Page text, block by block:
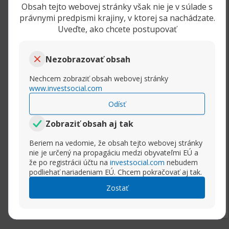
Obsah tejto webovej stránky však nie je v súlade s
právnymi predpismi krajiny, v ktorej sa nachádzate.
Uveďte, ako chcete postupovať
Nezobrazovať obsah
Nechcem zobraziť obsah webovej stránky
www.investsocial.com
Odísť
Zobraziť obsah aj tak
Beriem na vedomie, že obsah tejto webovej stránky
nie je určený na propagáciu medzi obyvateľmi EÚ a
že po registrácii účtu na investsocial.com nebudem
podliehať nariadeniam EÚ. Chcem pokračovať aj tak.
Zostať
Ako vložiť indikátor do obchodnej platformy
Návod v skratke: Najprv si musíte stiahnuť
súbory, s ktorými Metratrader pracuje a mali
by mať jednu z týchto dvoch prípon: mq4 alebo
EX4.
Stiahnite súbor MQL (súbor s príponou .mq4
alebo .ex4), ktorý nakopírujte do zložky s
nainštalovaný váš MT4.
Návod:
1) Otvorte platformu MT4
3) Zvoľte možnosť "Otvoriť zložku dát"
Rozbaliť príspevok